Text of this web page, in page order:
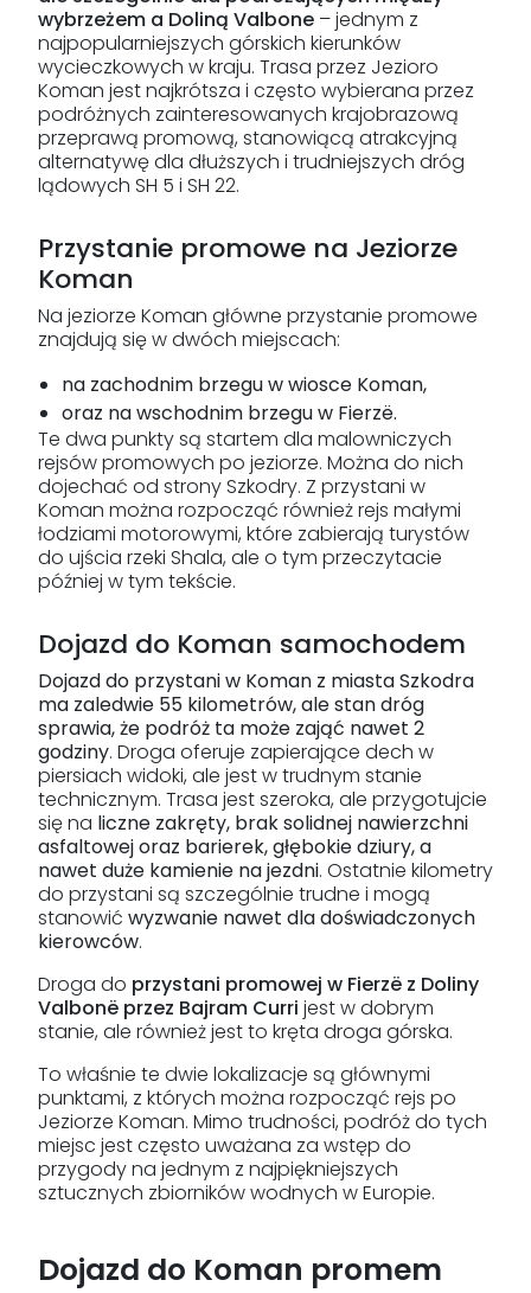
wybrzeżem a Doliną Valbone – jednym z
najpopularniejszych górskich kierunków
wycieczkowych w kraju. Trasa przez Jezioro
Koman jest najkrótsza i często wybierana przez
podróżnych zainteresowanych krajobrazową
przeprawą promową, stanowiącą atrakcyjną
alternatywę dla dłuższych i trudniejszych dróg
lądowych SH 5 i SH 22.
Przystanie promowe na Jeziorze
Koman
Na jeziorze Koman główne przystanie promowe
znajdują się w dwóch miejscach:
na zachodnim brzegu w wiosce Koman,
oraz na wschodnim brzegu w Fierzë.
Te dwa punkty są startem dla malowniczych
rejsów promowych po jeziorze. Można do nich
dojechać od strony Szkodry. Z przystani w
Koman można rozpocząć również rejs małymi
łodziami motorowymi, które zabierają turystów
do ujścia rzeki Shala, ale o tym przeczytacie
później w tym tekście.
Dojazd do Koman samochodem
Dojazd do przystani w Koman z miasta Szkodra
ma zaledwie 55 kilometrów, ale stan dróg
sprawia, że podróż ta może zająć nawet 2
godziny. Droga oferuje zapierające dech w
piersiach widoki, ale jest w trudnym stanie
technicznym. Trasa jest szeroka, ale przygotujcie
się na liczne zakręty, brak solidnej nawierzchni
asfaltowej oraz barierek, głębokie dziury, a
nawet duże kamienie na jezdni. Ostatnie kilometry
do przystani są szczególnie trudne i mogą
stanowić wyzwanie nawet dla doświadczonych
kierowców.
Droga do przystani promowej w Fierzë z Doliny
Valbonë przez Bajram Curri jest w dobrym
stanie, ale również jest to kręta droga górska.
To właśnie te dwie lokalizacje są głównymi
punktami, z których można rozpocząć rejs po
Jeziorze Koman. Mimo trudności, podróż do tych
miejsc jest często uważana za wstęp do
przygody na jednym z najpiękniejszych
sztucznych zbiorników wodnych w Europie.
Dojazd do Koman promem